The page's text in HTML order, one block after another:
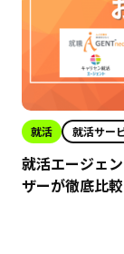
就活 就活サー
就活エージェ
ザーが徹底比較